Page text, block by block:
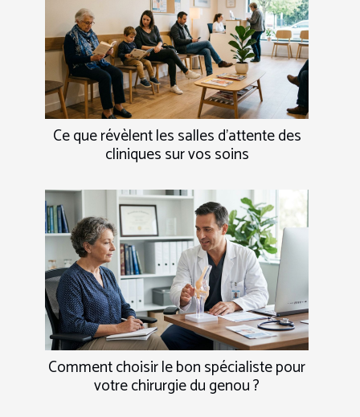
Ce que révèlent les salles d’attente des
cliniques sur vos soins
Comment choisir le bon spécialiste pour
votre chirurgie du genou ?